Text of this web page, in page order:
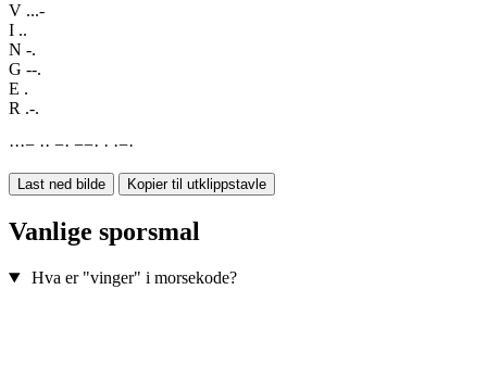
V ...-
I ..
N -.
G --.
E .
R .-.
···− ·· −· −−· · ·−·
Last ned bilde Kopier til utklippstavle
Vanlige sporsmal
Hva er "vinger" i morsekode?